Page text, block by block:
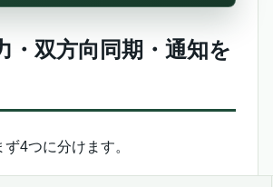
・双方向同期・通知を
4つに分けます。